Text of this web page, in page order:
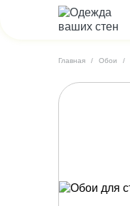
Главная Обои